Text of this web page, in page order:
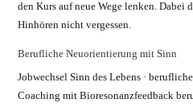
den Kurs auf neue Wege lenken. Dabei
Hinhören nicht vergessen.
Berufliche Neuorientierung mit Sinn
Jobwechsel Sinn des Lebens ·
Coaching mit Bioresonanzfeedback